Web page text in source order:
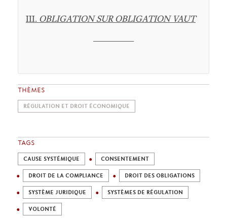
III. OBLIGATION SUR OBLIGATION VAUT
THÈMES
RÉGULATION ET DROIT ÉCONOMIQUE
TAGS
CAUSE SYSTÉMIQUE CONSENTEMENT
DROIT DE LA COMPLIANCE DROIT DES OBLIGATIONS
SYSTÈME JURIDIQUE SYSTÈMES DE RÉGULATION
VOLONTÉ